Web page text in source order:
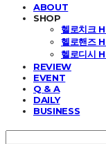
ABOUT
SHOP
헬로치크
헬로핸즈
헬로디시
REVIEW
EVENT
Q & A
DAILY
BUSINESS